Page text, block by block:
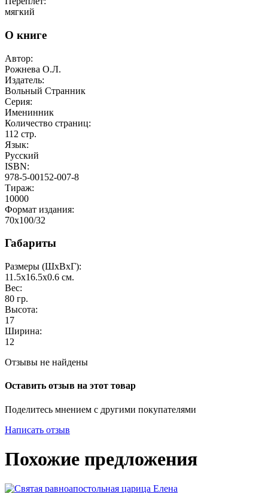
мягкий
О книге
Автор:
Рожнева О.Л.
Издатель:
Вольный Странник
Серия:
Именинник
Количество страниц:
112 стр.
Язык:
Русский
ISBN:
978-5-00152-007-8
Тираж:
10000
Формат издания:
70x100/32
Габариты
Размеры (ШxВxГ):
11.5x16.5x0.6 см.
Вес:
80 гр.
Высота:
17
Ширина:
12
Отзывы не найдены
Оставить отзыв на этот товар
Поделитесь мнением с другими покупателями
Написать отзыв
Похожие предложения